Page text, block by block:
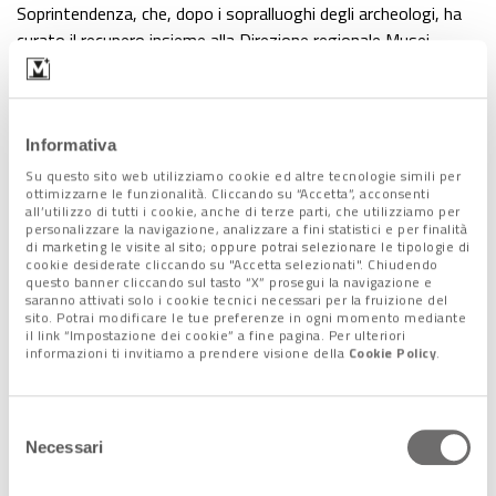
Informativa
Su questo sito web utilizziamo cookie ed altre tecnologie simili per
ottimizzarne le funzionalità. Cliccando su “Accetta”, acconsenti
all’utilizzo di tutti i cookie, anche di terze parti, che utilizziamo per
personalizzare la navigazione, analizzare a fini statistici e per finalità
di marketing le visite al sito; oppure potrai selezionare le tipologie di
cookie desiderate cliccando su "Accetta selezionati". Chiudendo
questo banner cliccando sul tasto “X” prosegui la navigazione e
saranno attivati solo i cookie tecnici necessari per la fruizione del
sito. Potrai modificare le tue preferenze in ogni momento mediante
il link “Impostazione dei cookie” a fine pagina. Per ulteriori
informazioni ti invitiamo a prendere visione della Cookie Policy.
delNecessari
Soprintendenza, che, dopo i sopralluoghi degli archeologi, ha
curato il recupero insieme alla Direzione regionale Musei
Veneto.
Altino, sua collocazione “naturale”, pensando al luogo del
depositidel museo,insieme ai frammenti lapideitrovati
nello scavo. In questo momento i materiali e il contesto di
rinvenimento sono oggetto di studioin attesa
dell’esposizione al pubblico, che potrebbe avvenire già dal
prossimo autunno.
Lo studio della statua ritrovata
In prima approssimazione, gli studi sembrano indicare una
datazione attorno al primo secolo dopo Cristo
. Quel che è